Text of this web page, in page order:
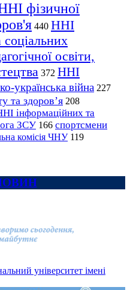
фізичної
440 ННІ
соціальних
освіти,
372 ННІ
українська війна 227
та здоров’я 208
інформаційних та
ЗСУ 166 спортсмени
комісія ЧНУ 119
університет імені